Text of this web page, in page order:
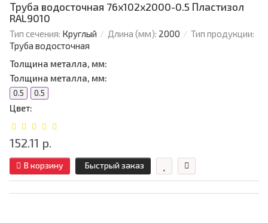
Труба водосточная 76х102х2000-0.5 Пластизол
RAL9010
Тип сечения: Круглый Длина (мм): 2000
Тип продукции:
Труба водосточная
Толщина металла, мм:
Толщина металла, мм:
0.5 0.5
Цвет:
152.11 р.
В корзину Быстрый заказ